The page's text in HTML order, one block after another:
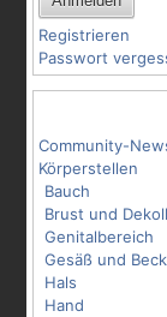
Registrieren
Passwort
Community-
Körperstellen
Bauch
Brust und
Genitalbereich
Gesäß und
Hals
Hand